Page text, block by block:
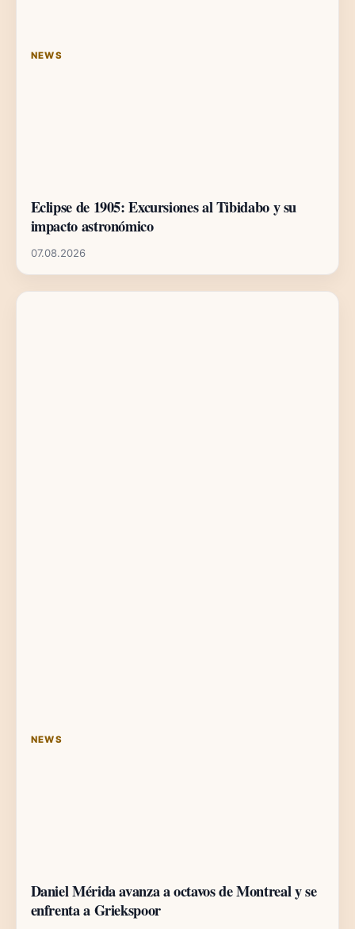
NEWS
Eclipse de 1905: Excursiones al Tibidabo y su
impacto astronómico
07.08.2026
NEWS
Daniel Mérida avanza a octavos de Montreal y se
enfrenta a Griekspoor